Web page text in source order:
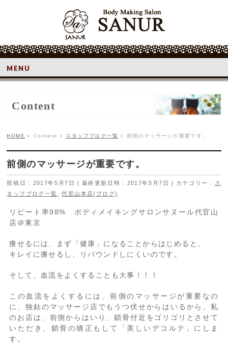
MENU
Content
HOME » Content » スタッフブログ一覧 » 前側のマッサージが重要です。
前側のマッサージが重要です。
投稿日 : 2017年5月7日 最終更新日時 : 2017年5月7日 カテゴリー :
ス
タッフブログ一覧
,代官山本店(ブログ)
リピート率98% ボディメイキングサロンサヌール代官山
店＠東京
痩せるには、まず「健康」になることからはじめると、
キレイに痩せるし、リバウンドしにくいのです。
そして、血流をよくすることも大事！！！
この血流をよくするには、前側のマッサージが重要なの
に、独鈷のマッサージ店でもうつ伏せからはいるから、私
のお店は、前側からはいり、鎖骨付近をゴリゴリとさせて
いただき、鎖骨の矯正もして「美しいデコルテ」にしま
す。